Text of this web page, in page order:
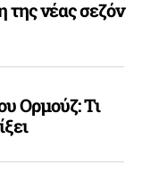
νέας σεζόν
Ορμούζ: Τι